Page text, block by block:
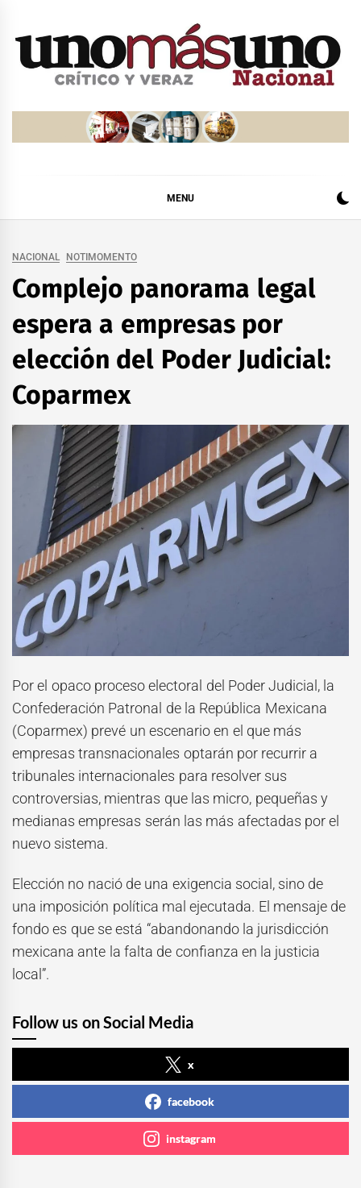
MENU
NACIONAL NOTIMOMENTO
Complejo panorama legal
espera a empresas por
elección del Poder Judicial:
Coparmex
Por el opaco proceso electoral del Poder Judicial, la
Confederación Patronal de la República Mexicana
(Coparmex) prevé un escenario en el que más
empresas transnacionales optarán por recurrir a
tribunales internacionales para resolver sus
controversias, mientras que las micro, pequeñas y
medianas empresas serán las más afectadas por el
nuevo sistema.
Elección no nació de una exigencia social, sino de
una imposición política mal ejecutada. El mensaje de
fondo es que se está “abandonando la jurisdicción
mexicana ante la falta de confianza en la justicia
local”.
Follow us on Social Media
x
facebook
instagram